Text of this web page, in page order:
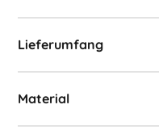
Lieferumfang
Material